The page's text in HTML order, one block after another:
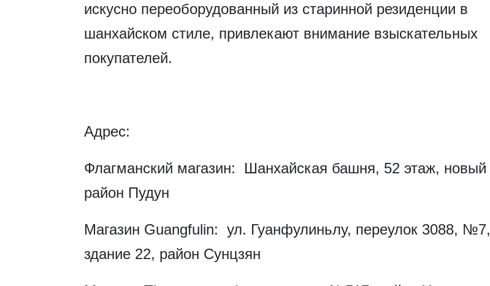
искусно переоборудованный из старинной резиденции в
шанхайском стиле, привлекают внимание взыскательных
покупателей.
Адрес:
Флагманский магазин: Шанхайская башня, 52 этаж, новый
район Пудун
Магазин Guangfulin: ул. Гуанфулиньлу, переулок 3088, №7,
здание 22, район Сунцзян